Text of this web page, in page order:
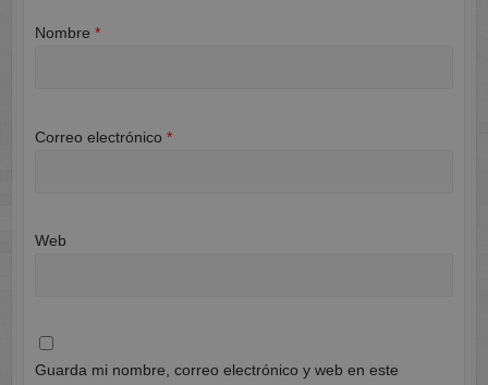
Nombre *
Correo electrónico *
Web
Guarda mi nombre, correo electrónico y web en este